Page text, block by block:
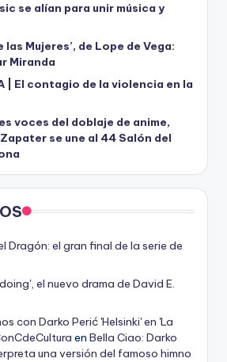
se alían para unir música y
las Mujeres’, de Lope de Vega:
Miranda
| El contagio de la violencia en la
voces del doblaje de anime,
se une al 44 Salón del
Dragón: el gran final de la serie de
el nuevo drama de David E.
con Darko Perić 'Helsinki' en 'La
en Bella Ciao: Darko
una versión del famoso himno